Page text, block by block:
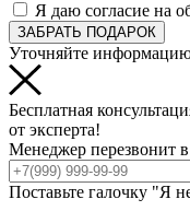
Я даю согласие на
ЗАБРАТЬ ПОДАРОК
Уточняйте
Бесплатная
от эксперта!
Менеджер перезвонит
Поставьте галочку "Я